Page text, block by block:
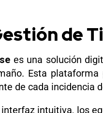
de
es una solución
Esta
de cada incidencia
intuitiva, los